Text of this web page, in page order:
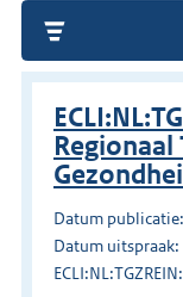
Datum
Datum